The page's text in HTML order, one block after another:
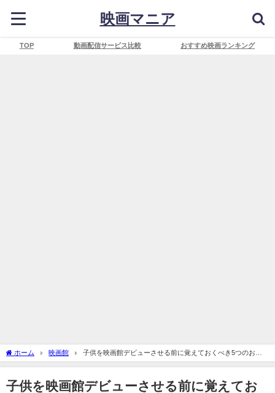
映画マニア
TOP 動画配信サービス比較 おすすめ映画ランキング
ホーム 映画館
子供を映画館デビューさせる前に覚えておくべき5つのお役
立ち情報
子供を映画館デビューさせる前に覚えてお